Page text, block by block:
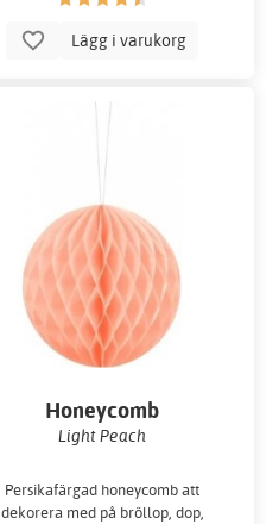
Lägg i varukorg
Honeycomb
Light Peach
Persikafärgad honeycomb att
dekorera med på bröllop, dop,